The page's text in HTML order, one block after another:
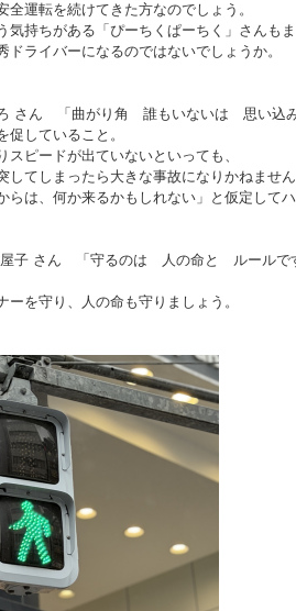
全運転を続けてきた方なのでしょう。
気持ちがある「ぴーちくぱーちく」さんも
ドライバーになるのではないでしょうか。
さん
「曲がり角 誰もいないは 思い込
促していること。
スピードが出ていないといっても、
してしまったら大きな事故になりかねませ
らは、何か来るかもしれない」と仮定して
子 さん 「 守るのは 人の命と ルールで
ーを守り、人の命も守りましょう。